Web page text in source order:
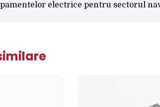
electrice pentru sectorul